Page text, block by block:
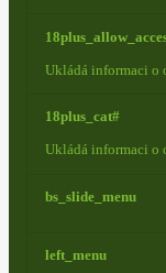
Ukládá informaci o
18plus_cat#
Ukládá informaci o
bs_slide_menu
left_menu